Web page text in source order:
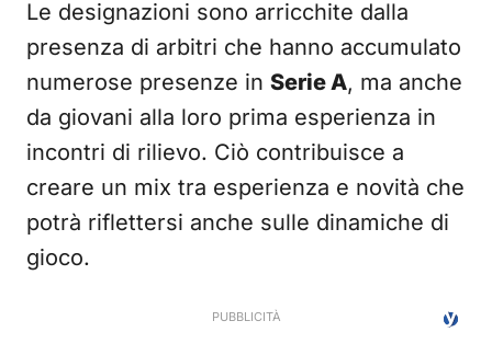
Le designazioni sono arricchite dalla
presenza di arbitri che hanno accumulato
numerose presenze in Serie A, ma anche
da giovani alla loro prima esperienza in
incontri di rilievo. Ciò contribuisce a
creare un mix tra esperienza e novità che
potrà riflettersi anche sulle dinamiche di
gioco.